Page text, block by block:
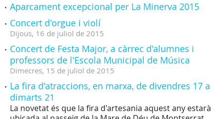
Aparcament excepcional per La Minerva 2015
Concert d'orgue i violí
Dijous, 16 de juliol de 2015
Concert de Festa Major, a càrrec d'alumnes i
professors de l'Escola Municipal de Música
Dimecres, 15 de juliol de 2015
La fira d'atraccions, en marxa, de divendres 17 a
dimarts 21
La novetat és que la fira d'artesania aquest any estarà